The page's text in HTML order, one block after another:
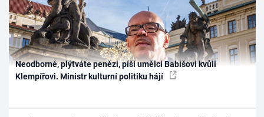
Neodborné, plýtváte penězi, píší umělci Babišovi kvůli
Klempířovi. Ministr kulturní politiku hájí